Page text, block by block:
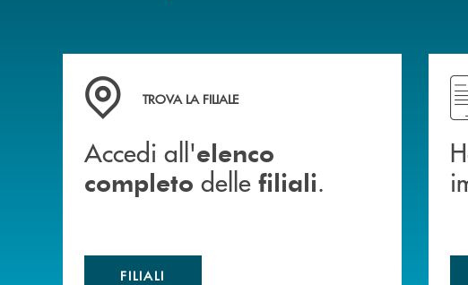
Accedi all' elenco completo delle filiali .
TROVA LA FILIALE
Accedi all'elenco
completo delle filiali.
FILIALI